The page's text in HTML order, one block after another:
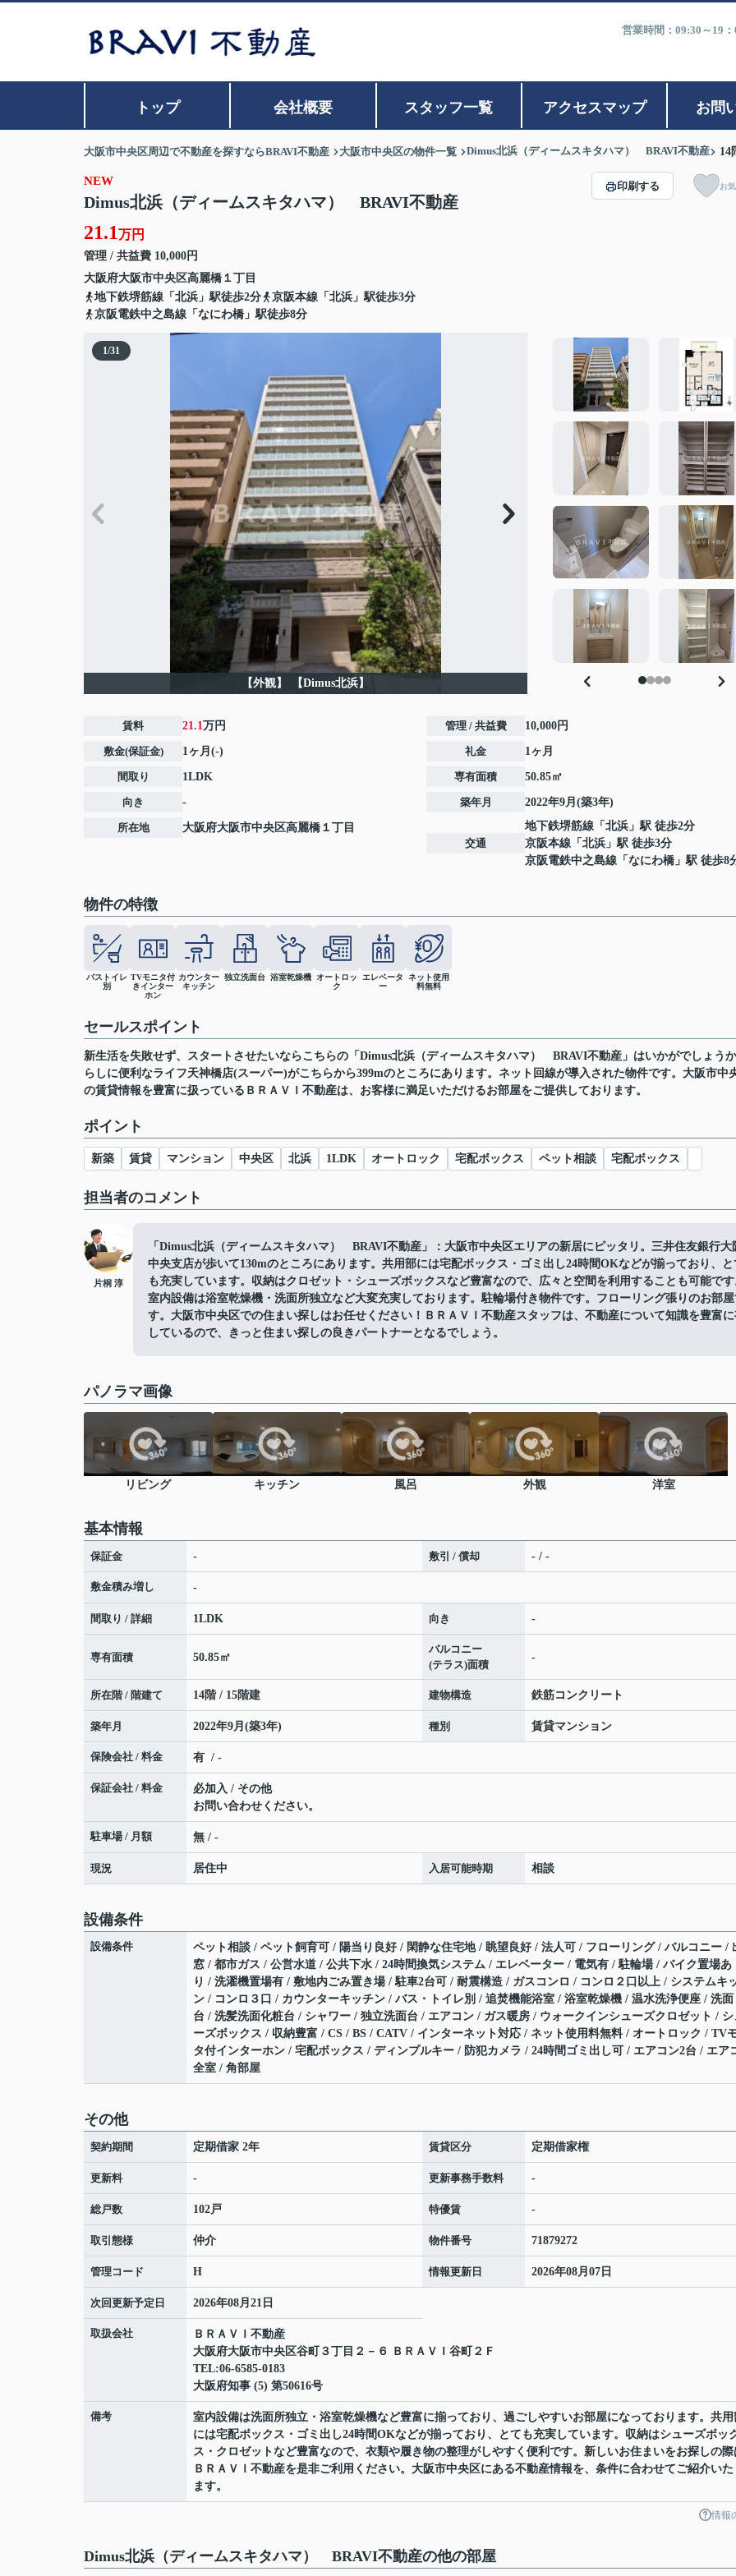
営業時間：09:30～19
トップ 会社概要 スタッフ一覧 アクセスマップ お問
大阪市中央区周辺で不動産を探すならBRAVI不動産 大阪市中央区の物件一覧 Dimus北浜（ディームスキタハマ） BRAVI不動産 14
NEW
Dimus北浜（ディームスキタハマ） BRAVI不動産
21.1万円
管理 / 共益費 10,000円
大阪府大阪市中央区高麗橋 １丁目
地下鉄堺筋線「北浜」駅徒歩2分
京阪本線「北浜」駅徒歩3分
京阪電鉄中之島線「なにわ橋」駅徒歩8分
印刷する お
1/31
【外観】 【Dimus北浜】
賃料 21.1万円
敷金(保証金) 1ヶ月(-)
間取り 1LDK
向き -
所在地 大阪府大阪市中央区高麗橋 １丁目
管理 / 共益費 10,000円
礼金 1ヶ月
専有面積 50.85㎡
築年月 2022年9月(築3年)
交通
地下鉄堺筋線 「 北浜 」駅 徒歩2分
京阪本線 「 北浜 」駅 徒歩3分
京阪電鉄中之島線 「 なにわ橋 」駅 徒歩8
物件の特徴
バストイレ
別
TVモニタ付
きインター
ホン
カウンター
キッチン
独立洗面台 浴室乾燥機
オートロッ
ク
エレベータ
ー
ネット使用
料無料
セールスポイント
新生活を失敗せず、スタートさせたいならこちらの「Dimus北浜（ディームスキタハマ） BRAVI不動産」はいかがでしょう
らしに便利なライフ天神橋店(スーパー)がこちらから399mのところにあります。ネット回線が導入された物件です。大阪市中
の賃貸情報を豊富に扱っているＢＲＡＶＩ不動産は、お客様に満足いただけるお部屋をご提供しております。
ポイント
新築 賃貸 マンション 中央区 北浜 1LDK オートロック 宅配ボックス ペット相談 宅配ボックス
担当者のコメント
片桐 淳
「Dimus北浜（ディームスキタハマ） BRAVI不動産」：大阪市中央区エリアの新居にピッタリ。三井住友銀行大
中央支店が歩いて130mのところにあります。共用部には宅配ボックス・ゴミ出し24時間OKなどが揃っており、と
も充実しています。収納はクロゼット・シューズボックスなど豊富なので、広々と空間を利用することも可能です
室内設備は浴室乾燥機・洗面所独立など大変充実しております。駐輪場付き物件です。フローリング張りのお部
す。大阪市中央区での住まい探しはお任せください！ＢＲＡＶＩ不動産スタッフは、不動産について知識を豊富
しているので、きっと住まい探しの良きパートナーとなるでしょう。
パノラマ画像
リビング キッチン 風呂 外観 洋室
基本情報
保証金 - 敷引 / 償却 - / -
敷金積み増し -
間取り / 詳細 1LDK 向き -
専有面積 50.85㎡
バルコニー
(テラス)面積
-
所在階 / 階建て 14階 / 15階建 建物構造 鉄筋コンクリート
築年月 2022年9月(築3年) 種別 賃貸マンション
保険会社 / 料金 有 / -
保証会社 / 料金
必加入 / その他
お問い合わせください。
駐車場 / 月額 無 / -
現況 居住中 入居可能時期 相談
設備条件
設備条件
ペット相談 / ペット飼育可 / 陽当り良好 / 閑静な住宅地 / 眺望良好 / 法人可 / フローリング / バルコニー /
窓 / 都市ガス / 公営水道 / 公共下水 / 24時間換気システム / エレベーター / 電気有 / 駐輪場 / バイク置場あ
り / 洗濯機置場有 / 敷地内ごみ置き場 / 駐車2台可 / 耐震構造 / ガスコンロ / コンロ２口以上 / システムキ
ン / コンロ３口 / カウンターキッチン / バス・トイレ別 / 追焚機能浴室 / 浴室乾燥機 / 温水洗浄便座 / 洗面
台 / 洗髪洗面化粧台 / シャワー / 独立洗面台 / エアコン / ガス暖房 / ウォークインシューズクロゼット / シ
ーズボックス / 収納豊富 / CS / BS / CATV / インターネット対応 / ネット使用料無料 / オートロック / TV
タ付インターホン / 宅配ボックス / ディンプルキー / 防犯カメラ / 24時間ゴミ出し可 / エアコン2台 / エア
全室 / 角部屋
その他
契約期間 定期借家 2年 賃貸区分 定期借家権
更新料 - 更新事務手数料 -
総戸数 102戸 特優賃 -
取引態様 仲介 物件番号 71879272
管理コード H 情報更新日 2026年08月07日
次回更新予定日 2026年08月21日
取扱会社
ＢＲＡＶＩ不動産
大阪府大阪市中央区谷町３丁目２－６ ＢＲＡＶＩ谷町２Ｆ
TEL:06-6585-0183
大阪府知事 (5) 第50616号
備考
室内設備は洗面所独立・浴室乾燥機など豊富に揃っており、過ごしやすいお部屋になっております。共用
には宅配ボックス・ゴミ出し24時間OKなどが揃っており、とても充実しています。収納はシューズボッ
ス・クロゼットなど豊富なので、衣類や履き物の整理がしやすく便利です。新しいお住まいをお探しの際
ＢＲＡＶＩ不動産を是非ご利用ください。大阪市中央区にある不動産情報を、条件に合わせてご紹介いた
ます。
情報
Dimus北浜（ディームスキタハマ） BRAVI不動産の他の部屋